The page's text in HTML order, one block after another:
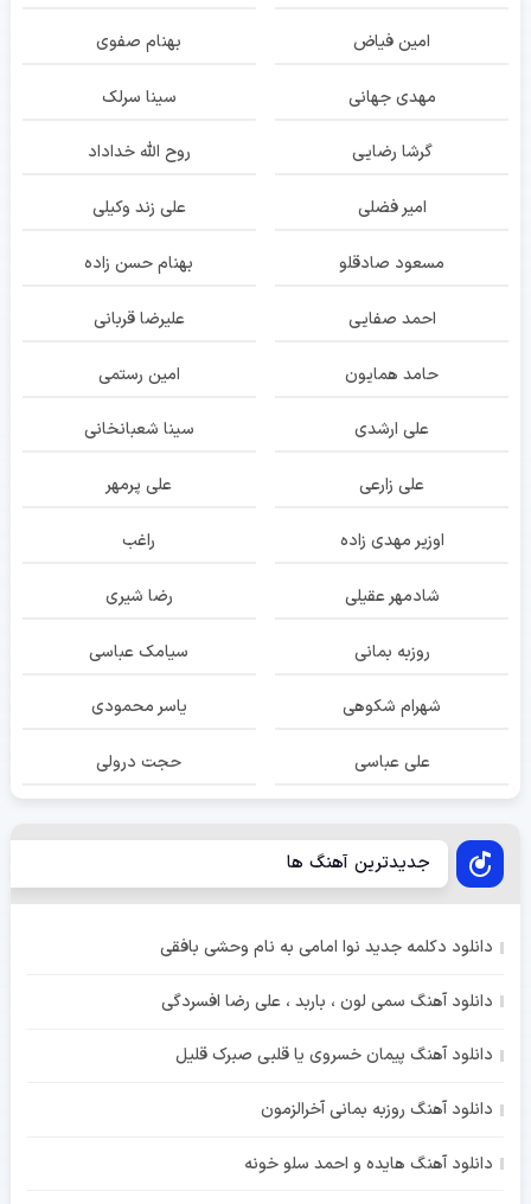
امین فیاض بهنام صفوی
مهدی جهانی سینا سرلک
گرشا رضایی روح الله خداداد
امیر فضلی علی زند وکیلی
مسعود صادقلو بهنام حسن زاده
احمد صفایی علیرضا قربانی
حامد همایون امین رستمی
علی ارشدی سینا شعبانخانی
علی زارعی علی پرمهر
اوزیر مهدی زاده راغب
شادمهر عقیلی رضا شیری
روزبه بمانی سیامک عباسی
شهرام شکوهی یاسر محمودی
علی عباسی حجت درولی
جدیدترین آهنگ ها
دانلود دکلمه جدید نوا امامی به نام وحشی بافقی
دانلود آهنگ سمی لون ، باربد ، علی رضا افسردگی
دانلود آهنگ پیمان خسروی یا قلبی صبرک قلیل
دانلود آهنگ روزبه بمانی آخرالزمون
دانلود آهنگ هایده و احمد سلو خونه